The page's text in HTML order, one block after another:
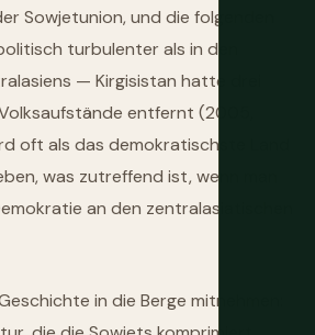
Sowjetunion, und die folgenden
turbulenter als in den
— Kirgisistan hatte drei
entfernt (2005,
oft als das demokratischste Land
was zutreffend ist, wenn man
an den zentralasiatischen
in die Berge mitnehmen: